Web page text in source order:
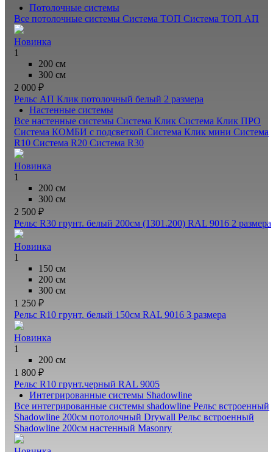
Потолочные системы
Все потолочные системы Система ТОП Система ТОП АП
Новинка
1
200 см
300 см
2 000 ₽
Рельс АП Клик потолочный белый 2 размера
Настенные системы
Все настенные системы Система Клик Система Клик ПРО
Система КОМБИ с подсветкой Система Клик мини Система
R10 Система R20 Система R30
Новинка
1
200 см
300 см
2 500 ₽
Рельс R30 грунт. белый 200см (1301.200) RAL 9016 2 размера
Новинка
1
150 см
200 см
300 см
1 250 ₽
Рельс R10 грунт. белый 150см RAL 9016 3 размера
Новинка
1
200 см
1 800 ₽
Рельс R10 грунт.черный RAL 9005
Интегрированные системы Shadowline
Все интегрированные системы shadowline Рельс встроенный
Shadowline 200см потолочный Drywall Рельс встроенный
Shadowline 200см настенный Masonry